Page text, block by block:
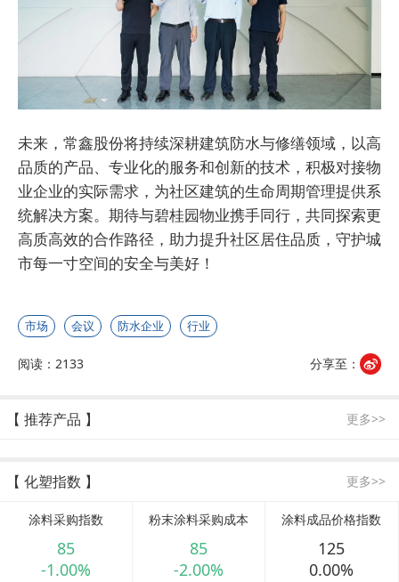
未来，常鑫股份将持续深耕建筑防水与修缮领域，以高
品质的产品、专业化的服务和创新的技术，积极对接物
业企业的实际需求，为社区建筑的生命周期管理提供系
统解决方案。期待与碧桂园物业携手同行，共同探索更
高质高效的合作路径，助力提升社区居住品质，守护城
市每一寸空间的安全与美好！
市场 会议 防水企业 行业
阅读：2133 分享至：
【 推荐产品 】 更多>>
【 化塑指数 】 更多>>
涂料采购指数
85
-1.00%
粉末涂料采购成本
85
-2.00%
涂料成品价格指数
125
0.00%